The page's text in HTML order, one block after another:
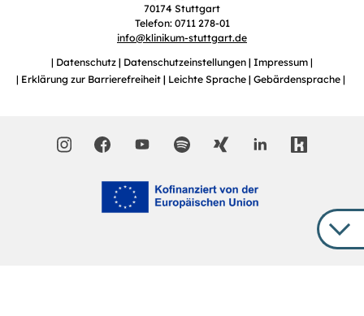
70174 Stuttgart
Telefon: 0711 278-01
info@klinikum-stuttgart.de
Datenschutz
Datenschutzeinstellungen
Impressum
Erklärung zur Barrierefreiheit
Leichte Sprache Gebärdensprache